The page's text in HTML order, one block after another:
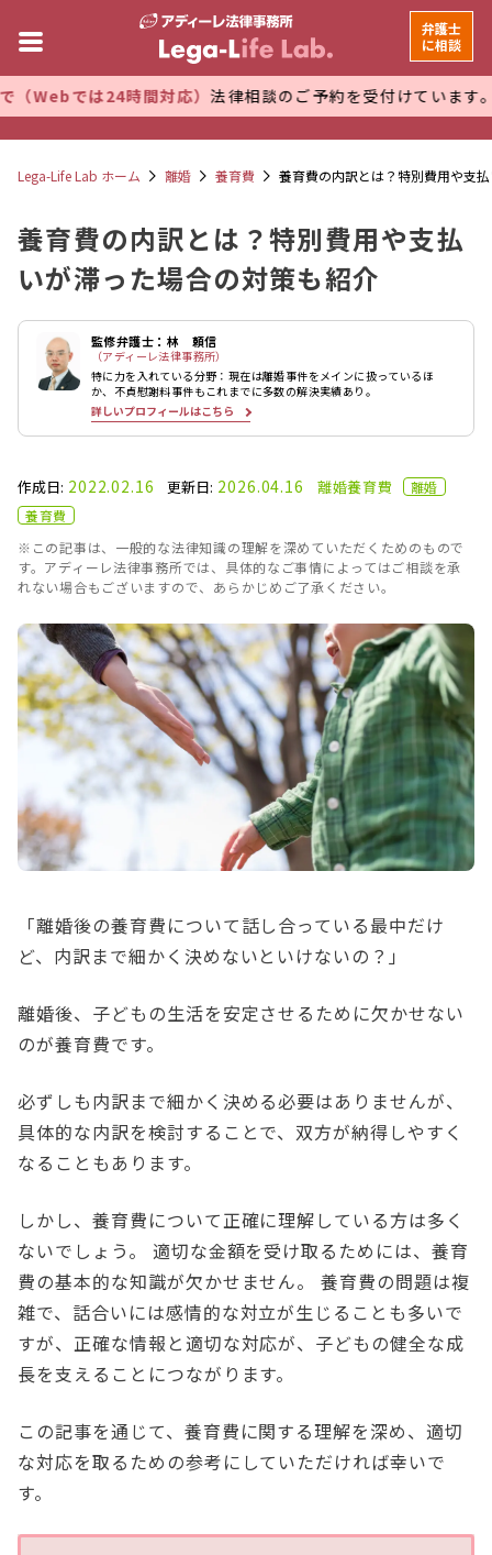
24時間対応）法律相談のご予約を受付けています。 万全な管理
弁護士
に相談
Lega-Life Lab ホーム 離婚 養育費 養育費の内訳とは？特別費用や支
養育費の内訳とは？特別費用や支払
いが滞った場合の対策も紹介
監修弁護士：林 頼信
（アディーレ法律事務所）
特に力を入れている分野：現在は離婚事件をメインに扱っているほ
か、不貞慰謝料事件もこれまでに多数の解決実績あり。
詳しいプロフィールはこちら
作成日: 2022.02.16 更新日: 2026.04.16 離婚養育費
離婚
養育費
※この記事は、一般的な法律知識の理解を深めていただくためのもので
す。アディーレ法律事務所では、具体的なご事情によってはご相談を承
れない場合もございますので、あらかじめご了承ください。
「離婚後の養育費について話し合っている最中だけ
ど、内訳まで細かく決めないといけないの？」
離婚後、子どもの生活を安定させるために欠かせない
のが養育費です。
必ずしも内訳まで細かく決める必要はありませんが、
具体的な内訳を検討することで、双方が納得しやすく
なることもあります。
しかし、養育費について正確に理解している方は多く
ないでしょう。 適切な金額を受け取るためには、養育
費の基本的な知識が欠かせません。 養育費の問題は複
雑で、話合いには感情的な対立が生じることも多いで
すが、正確な情報と適切な対応が、子どもの健全な成
長を支えることにつながります。
この記事を通じて、養育費に関する理解を深め、適切
な対応を取るための参考にしていただければ幸いで
す。